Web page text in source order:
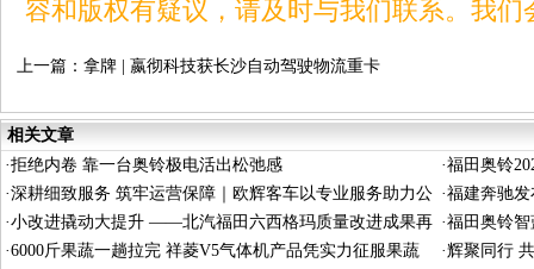
容和版权有疑议，请及时与我们联系。我
上一篇： 拿牌 | 嬴彻科技获长沙自动驾驶物流重卡
相关文章
·拒绝内卷 靠一台奥铃极电活出松弛感 ·福田奥铃
义驱动长效
·深耕细致服务 筑牢运营保障｜欧辉客车以专业服务助力公
交平稳运行
·福建奔驰发
·小改进撬动大提升 ——北汽福田六西格玛质量改进成果再
获国家级殊荣
·福田奥铃
·6000斤果蔬一趟拉完 祥菱V5气体机产品凭实力征服果蔬
·辉聚同行